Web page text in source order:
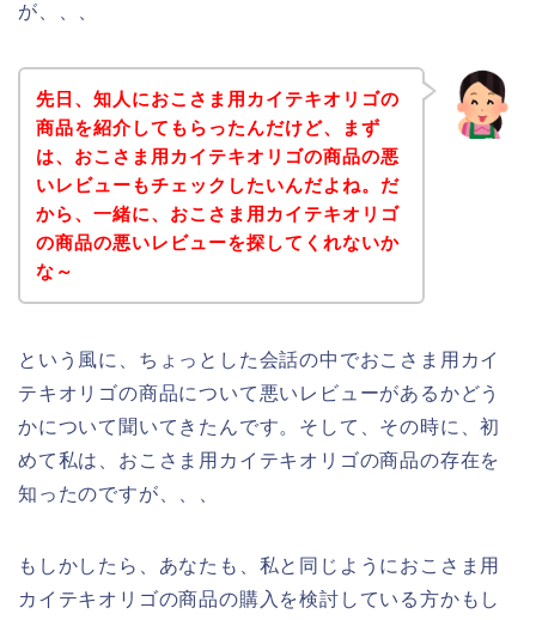
が、、、
先日、知人におこさま用カイテキオリゴの
商品を紹介してもらったんだけど、まず
は、おこさま用カイテキオリゴの商品の悪
いレビューもチェックしたいんだよね。だ
から、一緒に、おこさま用カイテキオリゴ
の商品の悪いレビューを探してくれないか
な～
という風に、ちょっとした会話の中でおこさま用カイ
テキオリゴの商品について悪いレビューがあるかどう
かについて聞いてきたんです。そして、その時に、初
めて私は、おこさま用カイテキオリゴの商品の存在を
知ったのですが、、、
もしかしたら、あなたも、私と同じようにおこさま用
カイテキオリゴの商品の購入を検討している方かもし